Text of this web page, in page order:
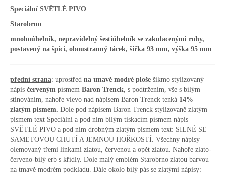
Speciální SVĚTLÉ PIVO
Starobrno
mnohoúhelník, nepravidelný šestiúhelník se zakulacenými rohy,
postavený na špici, oboustranný tácek, šířka 93 mm, výška 95 mm
přední strana: uprostřed na tmavě modré ploše šikmo stylizovaný
nápis červeným písmem Baron Trenck, s podtržením, vše s bílým
stínováním, nahoře vlevo nad nápisem Baron Trenck tenká 14%
zlatým písmem. Dole pod nápisem Baron Trenck stylizovaně zlatým
písmem text Speciální a pod ním bílým tiskacím písmem nápis
SVĚTLÉ PIVO a pod ním drobným zlatým písmem text: SILNÉ SE
SAMETOVOU CHUTÍ A JEMNOU HOŘKOSTÍ. Všechny nápisy
olemovaný třemi linkami zlatou, červenou a opět zlatou. Nahoře zlato-
červeno-bílý erb s křídly. Dole malý emblém Starobrno zlatou barvou
na tmavě modrém podkladu. Dále okolo bílý pás se zlatými nápisy: